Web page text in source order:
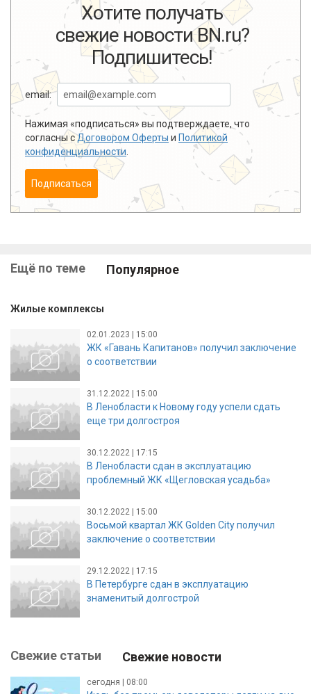
Хотите получать
свежие новости BN.ru?
Подпишитесь!
email:
Нажимая «подписаться» вы подтверждаете, что
согласны сДоговором Оферты и Политикой
конфиденциальности
Подписаться
Ещё по теме Популярное
Жилые комплексы
02.01.2023 | 15:00
ЖК «Гавань Капитанов» получил заключение
о соответствии
31.12.2022 | 15:00
В Ленобласти к Новому году успели сдать
еще три долгостроя
30.12.2022 | 17:15
В Ленобласти сдан в эксплуатацию
проблемный ЖК «Щегловская усадьба»
30.12.2022 | 15:00
Восьмой квартал ЖК Golden City получил
заключение о соответствии
29.12.2022 | 17:15
В Петербурге сдан в эксплуатацию
знаменитый долгострой
Свежие статьи Свежие новости
сегодня | 08:00